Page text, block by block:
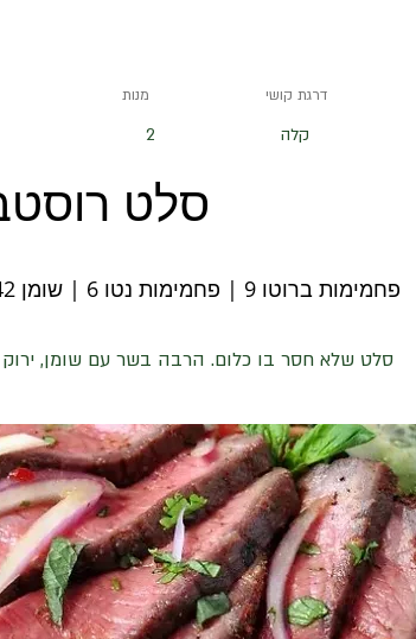
מנות
2
דרגת קושי
קלה
פחמימות ברוטו 9 | פחמימות נטו 6 | שומן 142 | חלבון 118 | יחס קיטו 1.1
סלט
סלט שלא חסר בו כלום. הרבה בשר עם שומן, ירוק